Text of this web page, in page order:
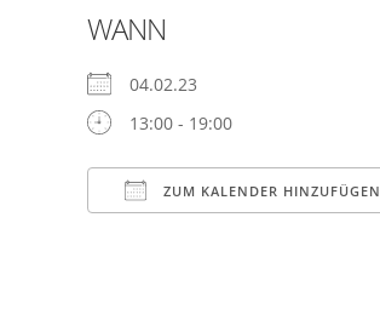
WANN
04.02.23
13:00 - 19:00
ZUM KALENDER HINZUFÜGEN